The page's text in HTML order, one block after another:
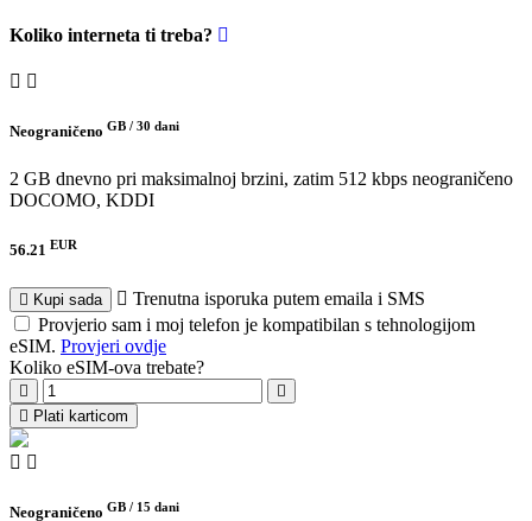
Koliko interneta ti treba?
Neograničeno GB / 30 dani
2 GB dnevno pri maksimalnoj brzini, zatim 512 kbps neograničeno
DOCOMO, KDDI
56.21 EUR
Kupi sada
Trenutna isporuka putem emaila i SMS
Provjerio sam i moj telefon je kompatibilan s tehnologijom
eSIM. Provjeri ovdje
Koliko eSIM-ova trebate?
Plati karticom
Neograničeno GB / 15 dani